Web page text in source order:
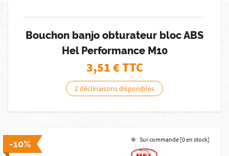
Bouchon banjo obturateur bloc ABS
Hel Performance M10
3,51€ TTC
2 déclinaisons disponibles
-10% Sur commande [0 en stock]